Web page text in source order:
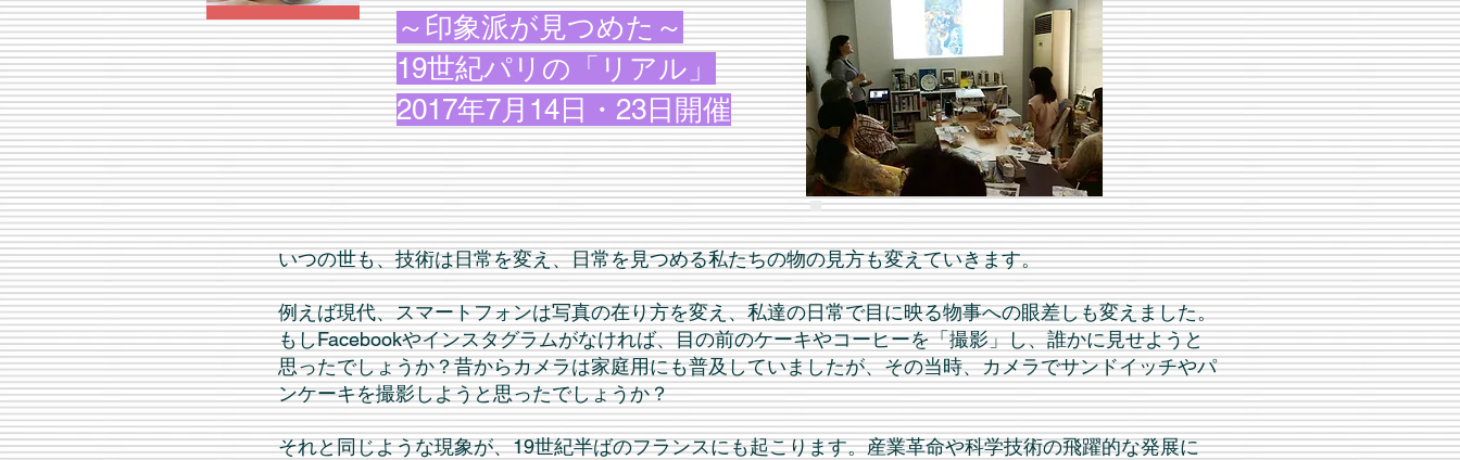
～印象派が見つめた～
19世紀パリの「リアル」
​2017年7月14日・23日開催
いつの世も、技術は日常を変え、日常を見つめる私たちの物の見方も変えていきます。
例えば現代、スマートフォンは写真の在り方を変え、私達の日常で目に映る物事への眼差しも変えました。
もしFacebookやインスタグラムがなければ、目の前のケーキやコーヒーを「撮影」し、誰かに見せようと
思ったでしょうか？昔からカメラは家庭用にも普及していましたが、その当時、カメラでサンドイッチやパ
ンケーキを撮影しようと思ったでしょうか？
それと同じような現象が、19世紀半ばのフランスにも起こります。産業革命や科学技術の飛躍的な発展に